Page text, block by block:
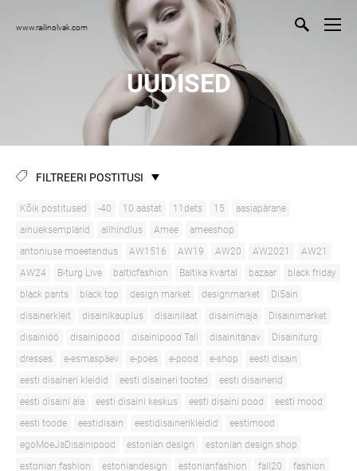
www.railinolvak.com
UUDISED
FILTREERI POSTITUSI
Kõik postitused -40 10 aastat 11dets 15
aasiapärane
ainueksemplarid
allhindlus Amee
ameeshop
antoniuse moeetendus
AW1516 AW19 AW20 AW2021
AW21
AW24
B-turg Live balticfashion Baltika kvartal bazaar
black friday
black pants
black top design market designmarket
Di5ain
disainerkleit
disainikauplus disainilaat disainimaja
Disainimarket
disainiöö
disainipood disainipood Tali disainitänav
Disainiturg
dresses
e-esmaspäev e-poes e-pood e-shop
eesti disain
eesti disaineri kleidid
eesti disaineri tooted
eesti disainerid
eesti disaini ala
eesti disaini keskus eesti disaini pood
eesti mood
eesti toode
eestidisain eestidisainerikleidid
eestimood
egoMoeJaDisainipood
estonian design
estonian design shop
estonian fashion
estoniandesign estonianfashion fall20
fashion